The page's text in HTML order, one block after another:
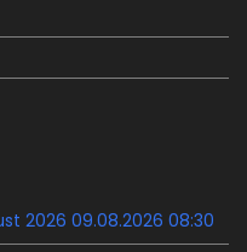
2026 09.08.2026 08:30